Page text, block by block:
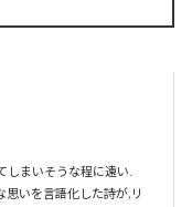
しまいそうな程に遠い.
いを言語化した詩が,リ